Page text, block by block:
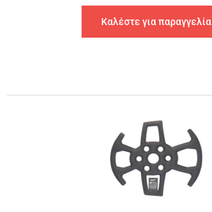
Καλέστε για παραγγελία